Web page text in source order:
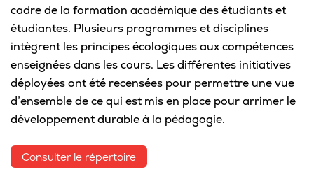
cadre de la formation académique des étudiants et
étudiantes. Plusieurs programmes et disciplines
intègrent les principes écologiques aux compétences
enseignées dans les cours. Les différentes initiatives
déployées ont été recensées pour permettre une vue
d’ensemble de ce qui est mis en place pour arrimer le
développement durable à la pédagogie.
Consulter le répertoire